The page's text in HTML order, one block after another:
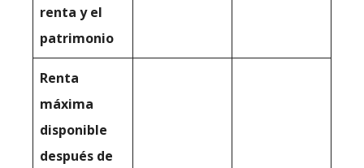
renta y el
patrimonio
Renta
máxima
disponible
después de